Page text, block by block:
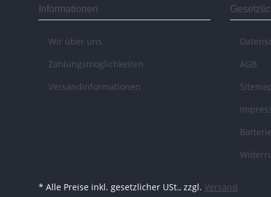
Informationen
Wir über uns
Zahlungsmöglichkeiten
Versandinformationen
AGB
* Alle Preise inkl. gesetzlicher USt., zzgl. Versand